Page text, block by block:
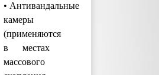
• Антивандальные
камеры
(применяются
в местах
массового